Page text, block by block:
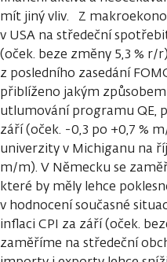
mít jiný vliv. Z
v USA na středeční
(oček. beze změny 5,3 % r/
z posledního zasedání
přiblíženo jakým
utlumování programu QE,
září (oček. -0,3 po +0,7 %
univerzity v Michiganu na
m/m). V Německu se
které by měly lehce
v hodnocení současné
inflaci CPI za září (oček.
zaměříme na středeční